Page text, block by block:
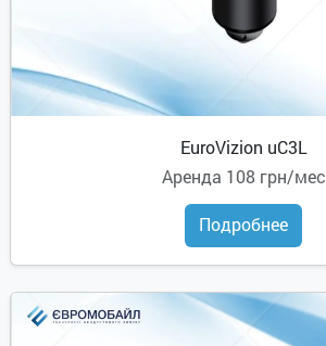
EuroVizion uC3L
Аренда 108 грн/мес
Подробнее